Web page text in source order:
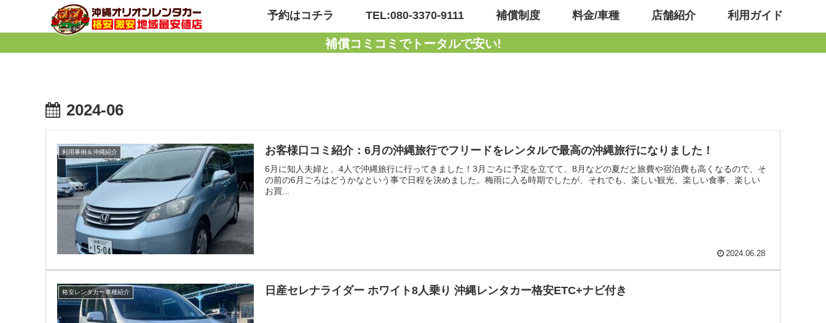
予約はコチラ TEL:080-3370-9111 補償制度 料金/車種 店舗紹介 利用ガイド
補償コミコミでトータルで安い!
2024-06
利用事例＆沖縄紹介 お客様口コミ紹介：6月の沖縄旅行でフリードをレンタルで最高の沖縄旅行になりました！
6月に知人夫婦と、4人で沖縄旅行に行ってきました！3月ごろに予定を立てて、8月などの夏だと旅費や宿泊費も高くなるので、そ
の前の6月ごろはどうかなという事で日程を決めました。梅雨に入る時期でしたが、それでも、楽しい観光、楽しい食事、楽しい
お買...
2024.06.28
格安レンタカー車種紹介 日産セレナライダー ホワイト8人乗り 沖縄レンタカー格安ETC+ナビ付き